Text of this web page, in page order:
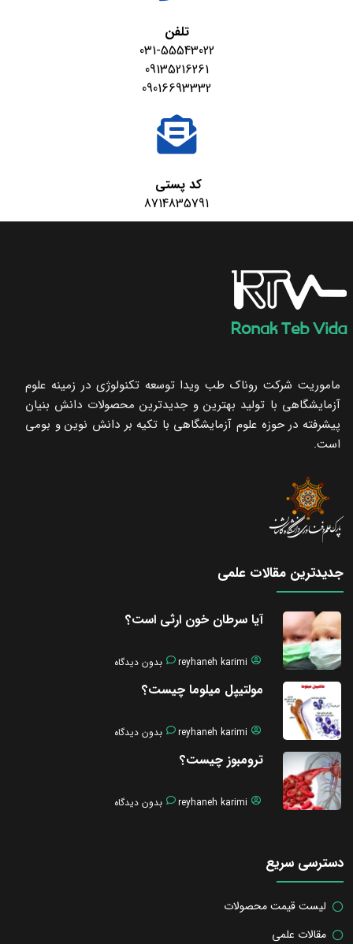
تلفن
031-55543022
09135216261
09016693332
کد پستی
8714835791
ماموریت شرکت روناک طب ویدا توسعه تکنولوژی در زمینه علوم
آزمایشگاهی با تولید بهترین و جدیدترین محصولات دانش بنیان
پیشرفته در حوزه علوم آزمایشگاهی با تکیه ‌بر دانش نوین و بومی
است.
جدیدترین مقالات علمی
آیا سرطان خون ارثی است؟
reyhaneh karimi بدون دیدگاه
مولتیپل میلوما چیست؟
reyhaneh karimi بدون دیدگاه
ترومبوز چیست؟
reyhaneh karimi بدون دیدگاه
دسترسی سریع
لیست قیمت محصولات
مقالات علمی